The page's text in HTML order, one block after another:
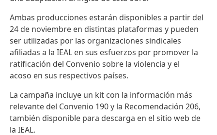
Ambas producciones estarán disponibles a partir del
24 de noviembre en distintas plataformas y pueden
ser utilizadas por las organizaciones sindicales
afiliadas a la IEAL en sus esfuerzos por promover la
ratificación del Convenio sobre la violencia y el
acoso en sus respectivos países.
La campaña incluye un kit con la información más
relevante del Convenio 190 y la Recomendación 206,
también disponible para descarga en el sitio web de
la IEAL.